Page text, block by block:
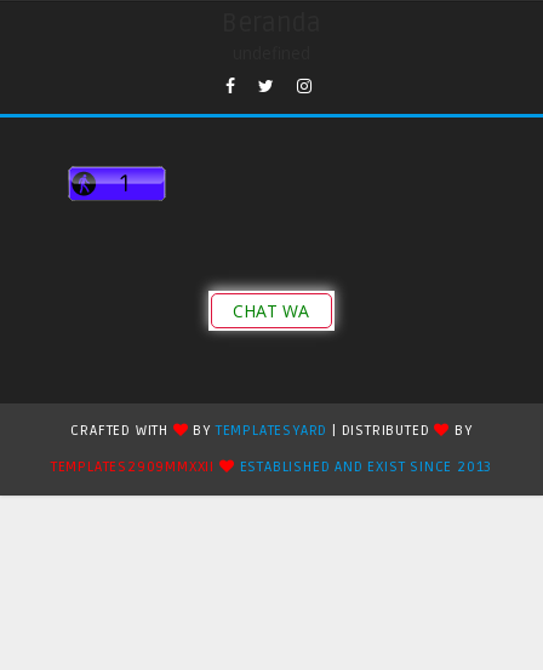
CHAT WA
CRAFTED WITH BYTEMPLATESYARD | DISTRIBUTED
BY
TEMPLATES2909MMXXII
ESTABLISHED AND EXIST SINCE 2013